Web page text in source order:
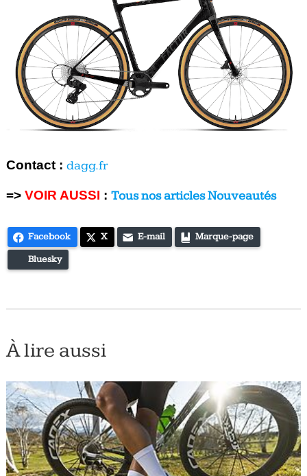
Contact : dagg.fr
=> VOIR AUSSI : Tous nos articles Nouveautés
Facebook X E-mail Marque-page
Bluesky
À lire aussi